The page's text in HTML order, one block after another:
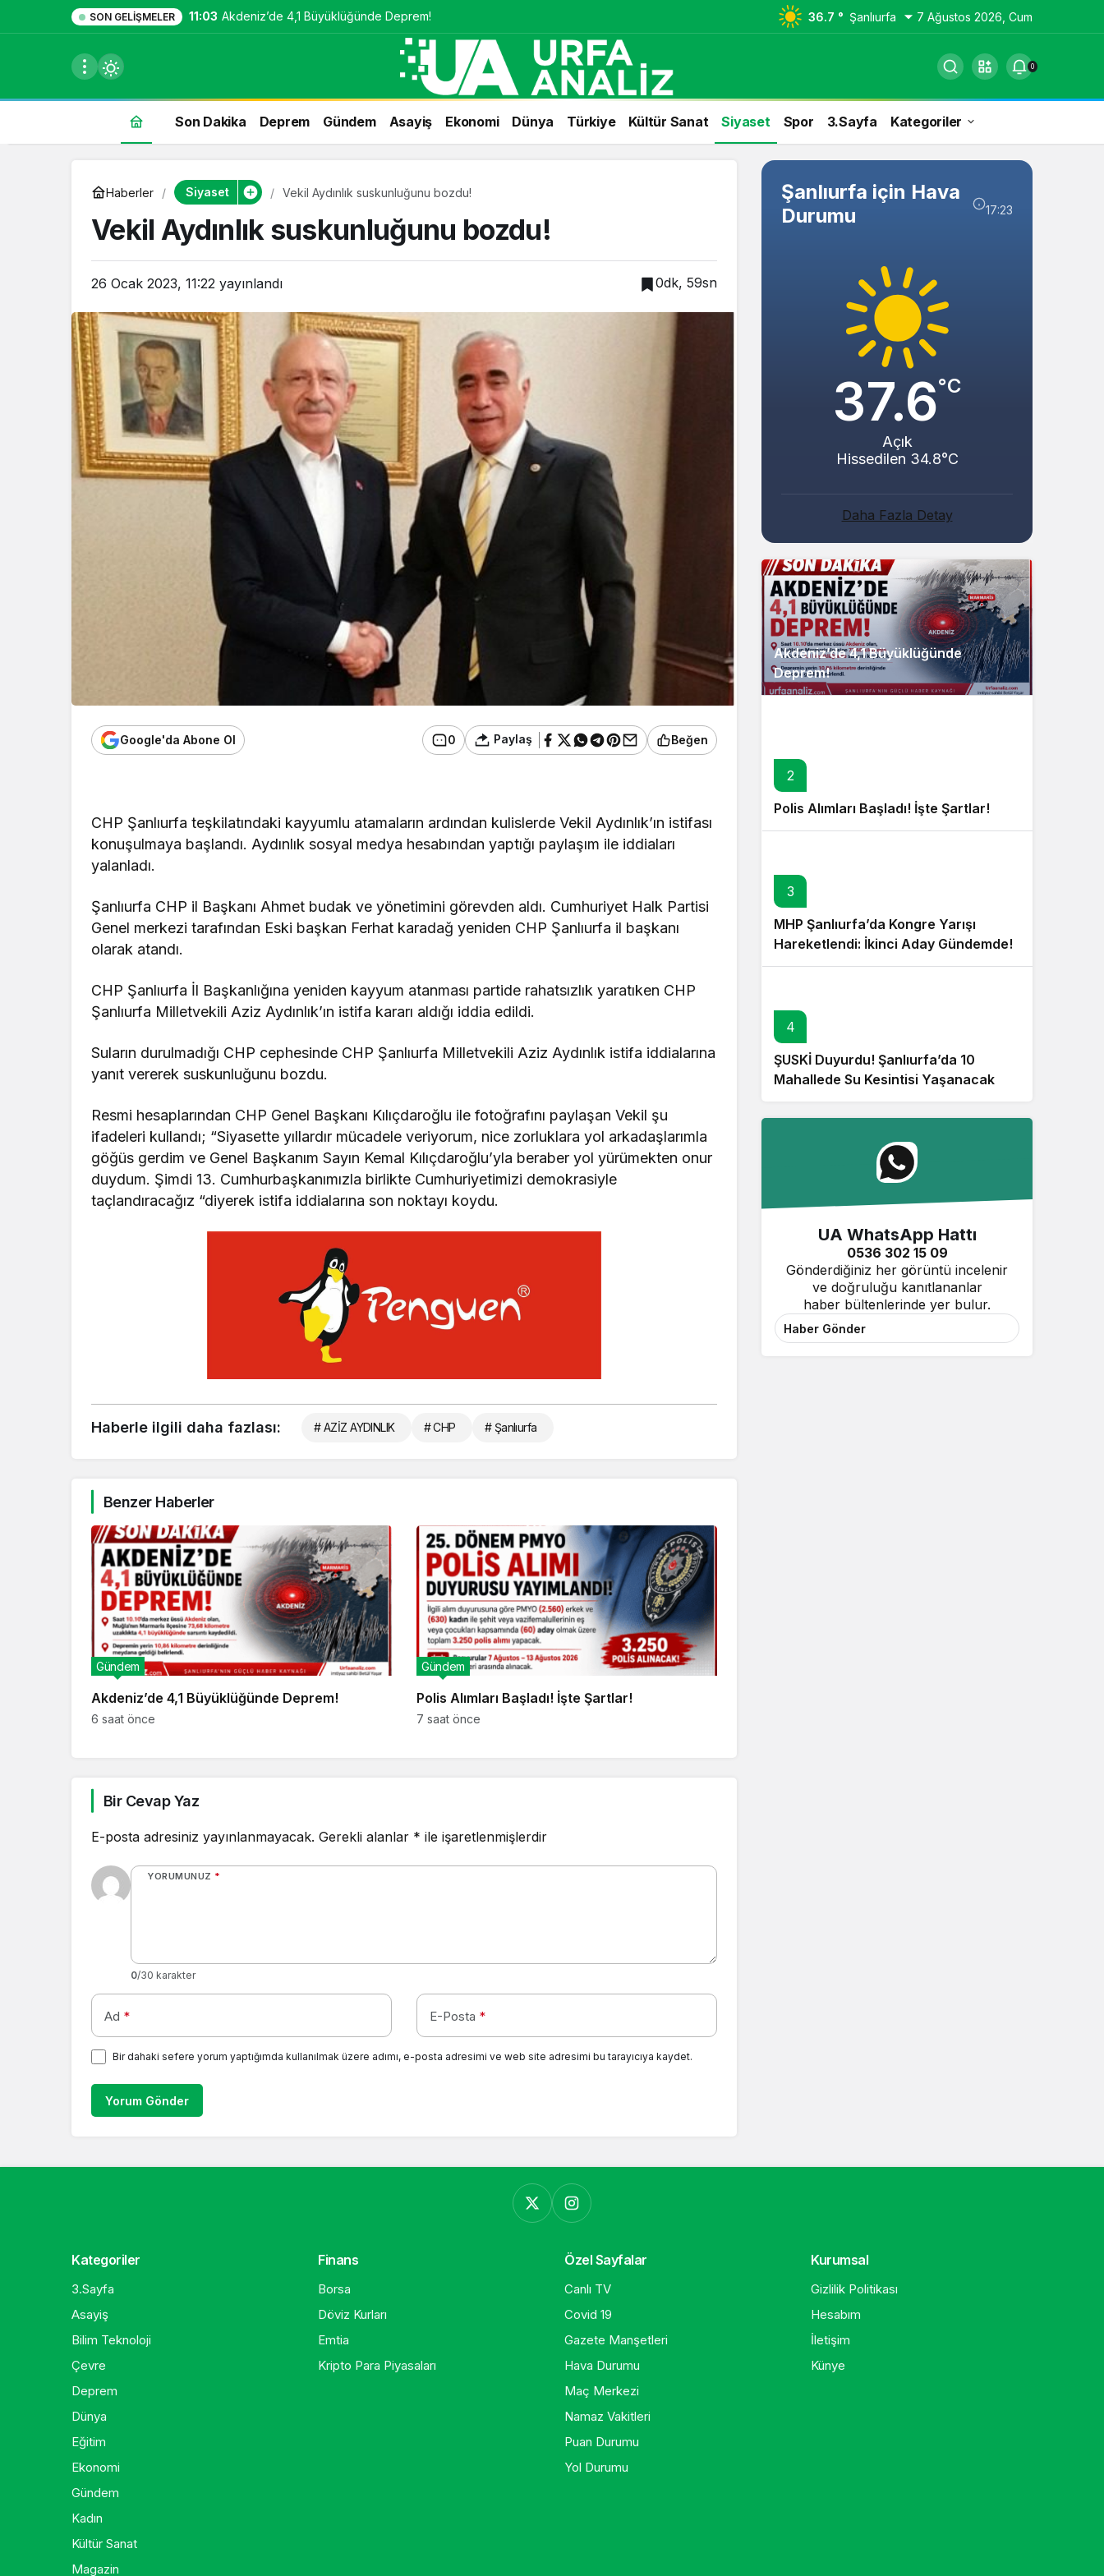
SON GELIŞMELER 11:03 Akdeniz’de 4,1 Büyüklüğünde Deprem! 36.7 ° Şanlıurfa 7 Ağustos 2026, Cum
0
Son Dakika Deprem Gündem Asayiş Ekonomi Dünya Türkiye Kültür Sanat Siyaset Spor 3.Sayfa Kategoriler
Haberler Siyaset Vekil Aydınlık suskunluğunu bozdu!
Vekil Aydınlık suskunluğunu bozdu!
26 Ocak 2023, 11:22 yayınlandı 0dk, 59sn
Google'da Abone Ol 0 Paylaş Beğen
CHP Şanlıurfa teşkilatındaki kayyumlu atamaların ardından kulislerde Vekil Aydınlık’ın istifası
konuşulmaya başlandı. Aydınlık sosyal medya hesabından yaptığı paylaşım ile iddiaları
yalanladı.
Şanlıurfa CHP il Başkanı Ahmet budak ve yönetimini görevden aldı. Cumhuriyet Halk Partisi
Genel merkezi tarafından Eski başkan Ferhat karadağ yeniden CHP Şanlıurfa il başkanı
olarak atandı.
CHP Şanlıurfa İl Başkanlığına yeniden kayyum atanması partide rahatsızlık yaratıken CHP
Şanlıurfa Milletvekili Aziz Aydınlık’ın istifa kararı aldığı iddia edildi.
Suların durulmadığı CHP cephesinde CHP Şanlıurfa Milletvekili Aziz Aydınlık istifa iddialarına
yanıt vererek suskunluğunu bozdu.
Resmi hesaplarından CHP Genel Başkanı Kılıçdaroğlu ile fotoğrafını paylaşan Vekil şu
ifadeleri kullandı; “Siyasette yıllardır mücadele veriyorum, nice zorluklara yol arkadaşlarımla
göğüs gerdim ve Genel Başkanım Sayın Kemal Kılıçdaroğlu’yla beraber yol yürümekten onur
duydum. Şimdi 13. Cumhurbaşkanımızla birlikte Cumhuriyetimizi demokrasiyle
taçlandıracağız “diyerek istifa iddialarına son noktayı koydu.
Haberle ilgili daha fazlası: # AZİZ AYDINLIK # CHP # Şanlıurfa
Benzer Haberler
Akdeniz’de 4,1 Büyüklüğünde Deprem!
Gündem
6 saat önce
Polis Alımları Başladı! İşte Şartlar!
Gündem
7 saat önce
Bir Cevap Yaz
E-posta adresiniz yayınlanmayacak. Gerekli alanlar * ile işaretlenmişlerdir
YORUMUNUZ *
0/30 karakter
Ad * E-Posta *
Bir dahaki sefere yorum yaptığımda kullanılmak üzere adımı, e-posta adresimi ve web site adresimi bu tarayıcıya kaydet.
Yorum Gönder
Şanlıurfa için Hava
Durumu
17:23
37.6°C
Açık
Hissedilen 34.8°C
Daha Fazla Detay
Akdeniz’de 4,1 Büyüklüğünde
Deprem!
2
Polis Alımları Başladı! İşte Şartlar!
3
MHP Şanlıurfa’da Kongre Yarışı
Hareketlendi: İkinci Aday Gündemde!
4
ŞUSKİ Duyurdu! Şanlıurfa’da 10
Mahallede Su Kesintisi Yaşanacak
UA WhatsApp Hattı
0536 302 15 09
Gönderdiğiniz her görüntü incelenir
ve doğruluğu kanıtlananlar
haber bültenlerinde yer bulur.
Haber Gönder
Kategoriler
3.Sayfa
Asayiş
Bilim Teknoloji
Çevre
Deprem
Dünya
Eğitim
Ekonomi
Gündem
Kadın
Kültür Sanat
Magazin
Finans
Borsa
Döviz Kurları
Emtia
Kripto Para Piyasaları
Özel Sayfalar
Canlı TV
Covid 19
Gazete Manşetleri
Hava Durumu
Maç Merkezi
Namaz Vakitleri
Puan Durumu
Yol Durumu
Kurumsal
Gizlilik Politikası
Hesabım
İletişim
Künye